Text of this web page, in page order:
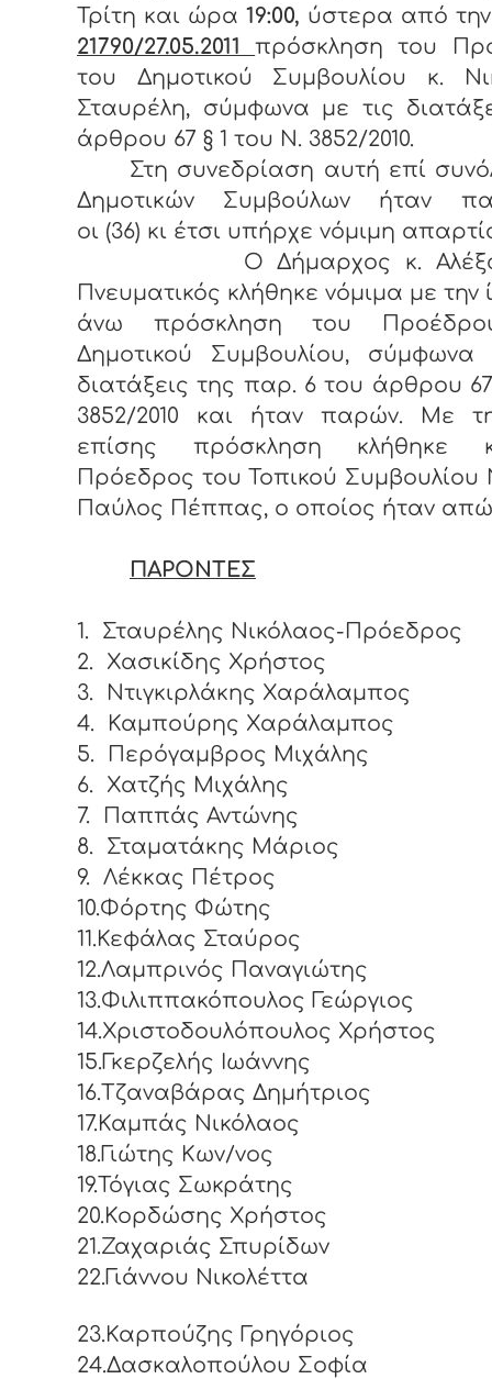
Τρίτη και ώρα 19:00, ύστερα από
21790/27.05.2011πρόσκληση του
του Δημοτικού Συμβουλίου κ.
Σταυρέλη, σύμφωνα με τις
άρθρου 67 § 1 του Ν. 3852/2010.
Στη συνεδρίαση αυτή επί
Δημοτικών Συμβούλων ήταν
οι (36) κι έτσι υπήρχε νόμιμη
Ο Δήμαρχος κ.
Πνευματικός κλήθηκε νόμιμα με την
άνω πρόσκληση του
Δημοτικού Συμβουλίου, σύμφωνα
διατάξεις της παρ. 6 του άρθρου
3852/2010 και ήταν παρών. Με
επίσης πρόσκληση κλήθηκε
Πρόεδρος του Τοπικού Συμβουλίου
Παύλος Πέππας, ο οποίος ήταν
ΠΑΡΟΝΤΕΣ
1.
Σταυρέλης Νικόλαος-Πρόεδρος
2.
Χασικίδης Χρήστος
3.
Ντιγκιρλάκης Χαράλαμπος
4.
Καμπούρης Χαράλαμπος
5.
Περόγαμβρος Μιχάλης
6.
Χατζής Μιχάλης
7.
Παππάς Αντώνης
8.
Σταματάκης Μάριος
9.
Λέκκας Πέτρος
10.Φόρτης Φώτης
11.Κεφάλας Σταύρος
12.Λαμπρινός Παναγιώτης
13.Φιλιππακόπουλος Γεώργιος
14.Χριστοδουλόπουλος Χρήστος
15.Γκερζελής Ιωάννης
16.Τζαναβάρας Δημήτριος
17.Καμπάς Νικόλαος
18.Γιώτης Κων/νος
19.Τόγιας Σωκράτης
20.Κορδώσης Χρήστος
21.Ζαχαριάς Σπυρίδων
22.Γιάννου Νικολέττα
23.Καρπούζης Γρηγόριος
24.Δασκαλοπούλου Σοφία